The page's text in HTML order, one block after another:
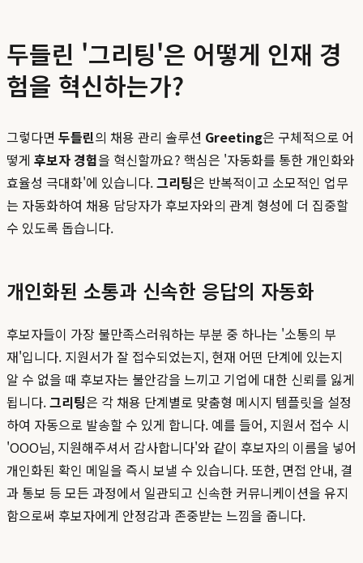
두들린 '그리팅'은 어떻게 인재 경
험을 혁신하는가?
그렇다면 두들린의 채용 관리 솔루션 Greeting은 구체적으로 어
떻게 후보자 경험을 혁신할까요? 핵심은 '자동화를 통한 개인화와
효율성 극대화'에 있습니다.그리팅은 반복적이고 소모적인 업무
는 자동화하여 채용 담당자가 후보자와의 관계 형성에 더 집중할
수 있도록 돕습니다.
개인화된 소통과 신속한 응답의 자동화
후보자들이 가장 불만족스러워하는 부분 중 하나는 '소통의 부
재'입니다. 지원서가 잘 접수되었는지, 현재 어떤 단계에 있는지
알 수 없을 때 후보자는 불안감을 느끼고 기업에 대한 신뢰를 잃게
됩니다.그리팅은 각 채용 단계별로 맞춤형 메시지 템플릿을 설정
하여 자동으로 발송할 수 있게 합니다. 예를 들어, 지원서 접수 시
'OOO님, 지원해주셔서 감사합니다'와 같이 후보자의 이름을 넣어
개인화된 확인 메일을 즉시 보낼 수 있습니다. 또한, 면접 안내, 결
과 통보 등 모든 과정에서 일관되고 신속한 커뮤니케이션을 유지
함으로써 후보자에게 안정감과 존중받는 느낌을 줍니다.